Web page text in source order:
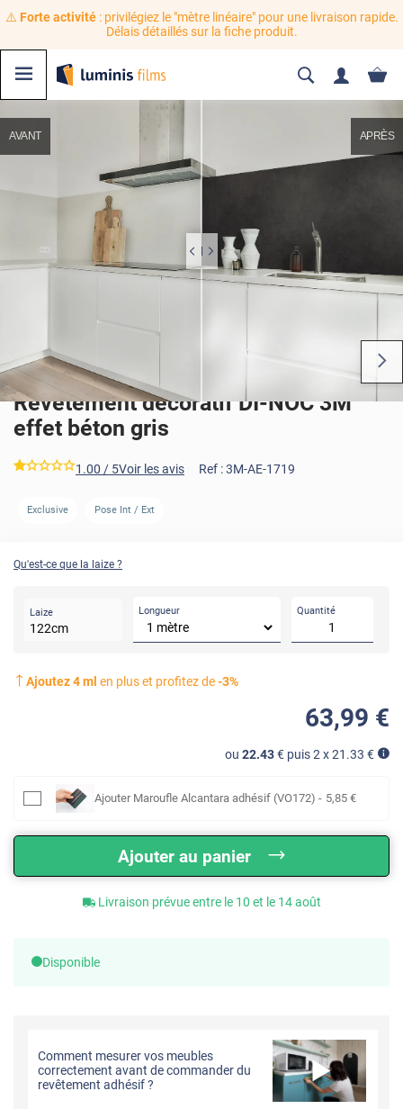
⚠️ Forte activité: privilégiez le "mètre linéaire" pour une livraison rapide.
Délais détaillés sur la fiche produit.
AVANT APRÈS
Revêtement décoratif DI-NOC 3M
effet béton gris
***** 1.00 / 5Voir les avis Ref :3M-AE-1719
Exclusive Pose Int / Ext
Qu'est-ce que la laize ?
Laize
122cm
Longueur Quantité
Ajoutez4ml en plus et profitez de-3%
63,99 €
ou 22.43€ puis 2 x21.33 €
Ajouter Maroufle Alcantara adhésif (VO172) - 5,85 €
Ajouter au panier
Livraison prévue entre le 10 et le 14 août
Disponible
Comment mesurer vos meubles
correctement avant de commander du
revêtement adhésif ?